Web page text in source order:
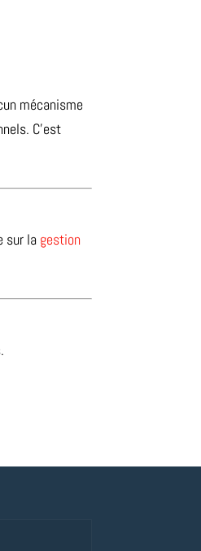
mécanisme
C’est
sur la gestion